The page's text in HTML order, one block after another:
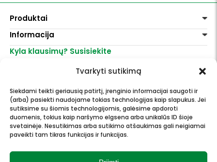
Tvarkyti sutikimą
Siekdami teikti geriausią patirtį, įrenginio informacijai saugoti ir
(arba) pasiekti naudojame tokias technologijas kaip slapukus. Jei
sutiksime su šiomis technologijomis, galėsime apdoroti
duomenis, tokius kaip naršymo elgsena arba unikalūs ID šioje
svetainėje. Nesutikimas arba sutikimo atšaukimas gali neigiamai
paveikti tam tikras funkcijas ir funkcijas.
Produktai
Dažai
Dekoravimui
Lakai, skiedikliai
Akvarelinis popierius
Molbertai
Keramikams ir skulptoriams
FIMO modelinas
Drobės, porėmiai
Mokyklinės ir biuro prekės
Rėmai ir rėminimas
Informacija
Pirkimo taisyklės
Parduotuvės
Kyla klausimų? Susisiekite
info@menomuza.lt
Dailės, dailininkų reikmenys -
didmeninė ir mažmeninė prekyba.
Esame Stipriausi Lietuvoje 2023
metais.